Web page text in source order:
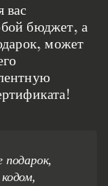
вас
бюджет, а
может